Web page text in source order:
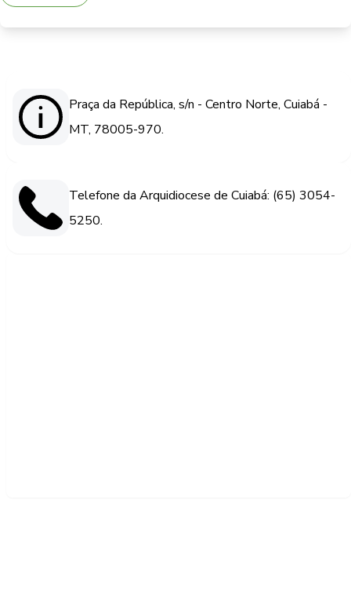
Praça da República, s/n - Centro Norte, Cuiabá -
MT, 78005-970.
Telefone da Arquidiocese de Cuiabá: (65) 3054-
5250.